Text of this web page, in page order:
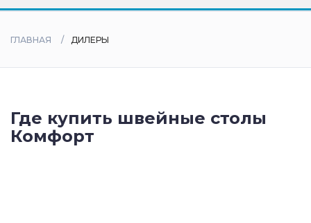
ГЛАВНАЯ ДИЛЕРЫ
Где купить швейные столы
Комфорт